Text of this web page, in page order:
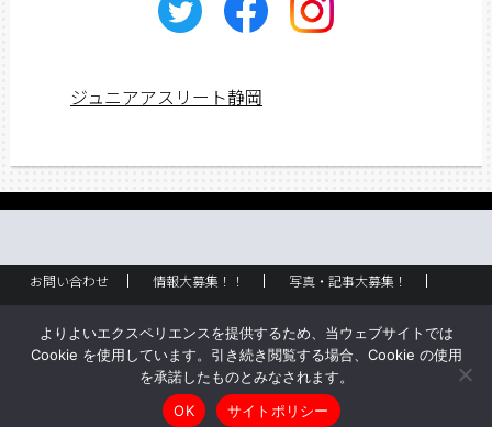
ジュニアアスリート静岡
お問い合わせ 情報大募集！！
写真・記事大募集！
企業情報
創刊のご挨拶 サイトポリシー
Copyright © ジュニアアスリート静岡 All rights reserved.
よりよいエクスペリエンスを提供するため、当ウェブサイトでは
Cookie を使用しています。引き続き閲覧する場合、Cookie の使用
を承諾したものとみなされます。
OK
サイトポリシー